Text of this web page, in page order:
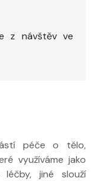
z návštěv ve
péče o tělo,
využíváme jako
jiné slouží